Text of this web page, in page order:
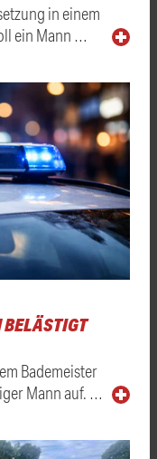
in einem
ein Mann …
BELÄSTIGT
Bademeister
Mann auf. …